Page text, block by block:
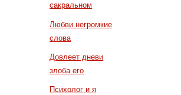
сакральном
Любви негромкие
слова
Довлеет дневи
злоба его
Психолог и я